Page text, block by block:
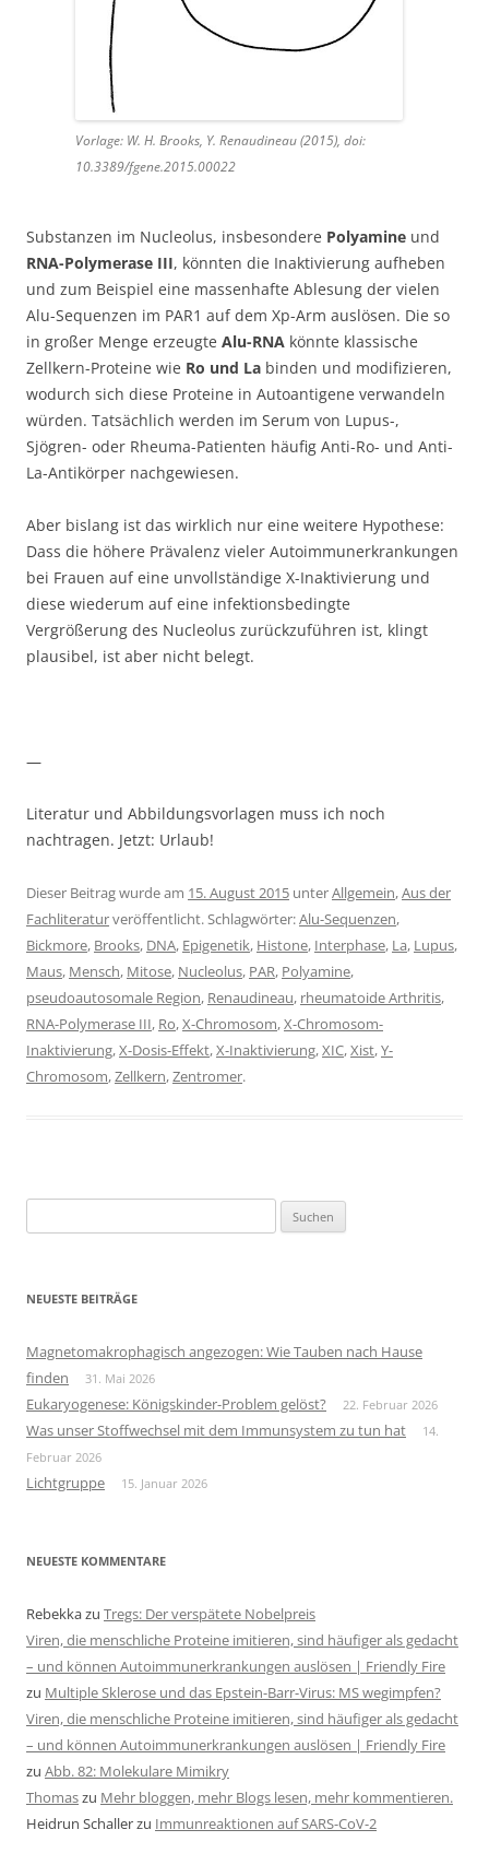
Vorlage: W. H. Brooks, Y. Renaudineau (2015), doi:
10.3389/fgene.2015.00022
Substanzen im Nucleolus, insbesondere Polyamine und
RNA-Polymerase III, könnten die Inaktivierung aufheben
und zum Beispiel eine massenhafte Ablesung der vielen
Alu-Sequenzen im PAR1 auf dem Xp-Arm auslösen. Die so
in großer Menge erzeugte Alu-RNA könnte klassische
Zellkern-Proteine wie Ro und La binden und modifizieren,
wodurch sich diese Proteine in Autoantigene verwandeln
würden. Tatsächlich werden im Serum von Lupus-,
Sjögren- oder Rheuma-Patienten häufig Anti-Ro- und Anti-
La-Antikörper nachgewiesen.
Aber bislang ist das wirklich nur eine weitere Hypothese:
Dass die höhere Prävalenz vieler Autoimmunerkrankungen
bei Frauen auf eine unvollständige X-Inaktivierung und
diese wiederum auf eine infektionsbedingte
Vergrößerung des Nucleolus zurückzuführen ist, klingt
plausibel, ist aber nicht belegt.
—
Literatur und Abbildungsvorlagen muss ich noch
nachtragen. Jetzt: Urlaub!
Dieser Beitrag wurde am 15. August 2015 unterAllgemein,Aus der
Fachliteraturveröffentlicht. Schlagwörter:Alu-Sequenzen,
Bickmore, Brooks, DNA, Epigenetik, Histone, Interphase, La, Lupus,
Maus, Mensch, Mitose, Nucleolus, PAR, Polyamine,
pseudoautosomale Region, Renaudineau, rheumatoide Arthritis,
RNA-Polymerase III, Ro,X-Chromosom,X-Chromosom-
Inaktivierung,X-Dosis-Effekt,X-Inaktivierung,XIC,Xist,Y-
Chromosom,Zellkern,Zentromer.
nach:
NEUESTE BEITRÄGE
Magnetomakrophagisch angezogen: Wie Tauben nach Hause
finden
31. Mai 2026
Eukaryogenese: Königskinder-Problem gelöst? 22. Februar 2026
Was unser Stoffwechsel mit dem Immunsystem zu tun hat
14.
Februar 2026
Lichtgruppe 15. Januar 2026
NEUESTE KOMMENTARE
Rebekkazu Tregs: Der verspätete Nobelpreis
Viren, die menschliche Proteine imitieren, sind häufiger als gedacht
– und können Autoimmunerkrankungen auslösen | Friendly Fire
zu Multiple Sklerose und das Epstein-Barr-Virus: MS wegimpfen?
Viren, die menschliche Proteine imitieren, sind häufiger als gedacht
– und können Autoimmunerkrankungen auslösen | Friendly Fire
zu Abb. 82: Molekulare Mimikry
Thomaszu Mehr bloggen, mehr Blogs lesen, mehr kommentieren.
Heidrun Schallerzu Immunreaktionen auf SARS-CoV-2